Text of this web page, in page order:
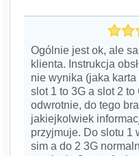
Ogólnie jest ok, ale
klienta. Instrukcja
nie wynika (jaka karta
slot 1 to 3G a slot 2
odwrotnie, do tego
jakiejkolwiek
przyjmuje. Do slotu 1
sim a do 2 3G